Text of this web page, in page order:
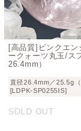
[高品質]ピンクエン
ークォーツ丸玉/ス
26.4mm）
直径26.4mm／25.5g（
[LDPK-SP0255IS]
SOLD OUT